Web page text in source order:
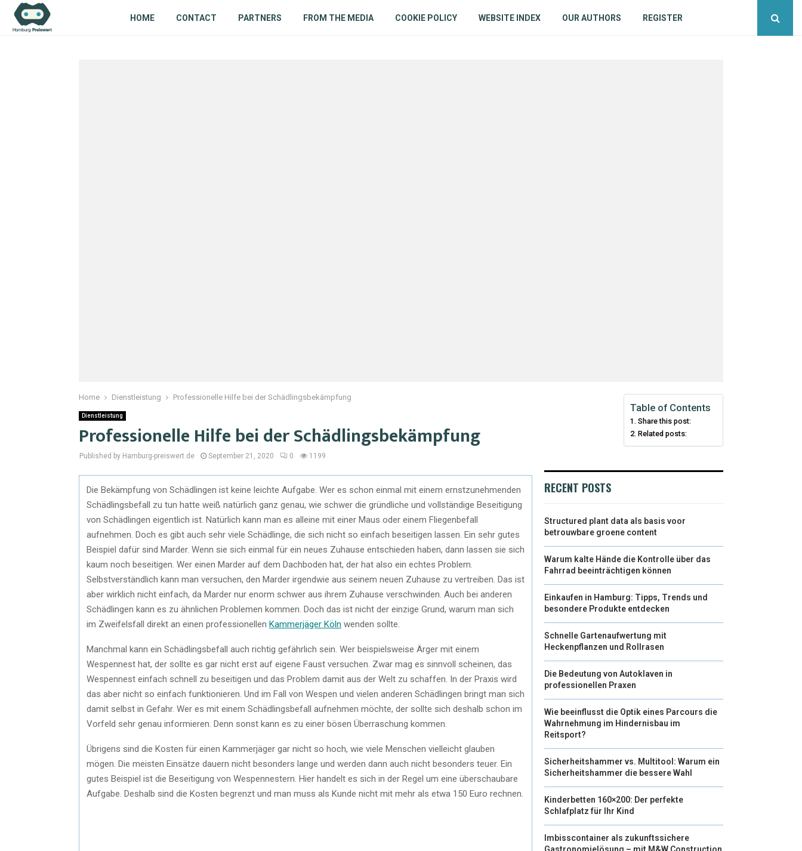
HOME CONTACT PARTNERS FROM THE MEDIA COOKIE POLICY WEBSITE INDEX OUR AUTHORS REGISTER
Home Dienstleistung Professionelle Hilfe bei der Schädlingsbekämpfung
Dienstleistung
Professionelle Hilfe bei der Schädlingsbekämpfung
Published by Hamburg-preiswert.de September 21, 2020 0 1199
Die Bekämpfung von Schädlingen ist keine leichte Aufgabe. Wer es schon einmal mit einem ernstzunehmenden
Schädlingsbefall zu tun hatte weiß natürlich ganz genau, wie schwer die gründliche und vollständige Beseitigung
von Schädlingen eigentlich ist. Natürlich kann man es alleine mit einer Maus oder einem Fliegenbefall
aufnehmen. Doch es gibt auch sehr viele Schädlinge, die sich nicht so einfach beseitigen lassen. Ein sehr gutes
Beispiel dafür sind Marder. Wenn sie sich einmal für ein neues Zuhause entschieden haben, dann lassen sie sich
kaum noch beseitigen. Wer einen Marder auf dem Dachboden hat, der hat also ein echtes Problem.
Selbstverständlich kann man versuchen, den Marder irgendwie aus seinem neuen Zuhause zu vertreiben. Das ist
aber wirklich nicht einfach, da Marder nur enorm schwer aus ihrem Zuhause verschwinden. Auch bei anderen
Schädlingen kann es zu ähnlichen Problemen kommen. Doch das ist nicht der einzige Grund, warum man sich
im Zweifelsfall direkt an einen professionellen Kammerjäger Köln wenden sollte.
Manchmal kann ein Schädlingsbefall auch richtig gefährlich sein. Wer beispielsweise Ärger mit einem
Wespennest hat, der sollte es gar nicht erst auf eigene Faust versuchen. Zwar mag es sinnvoll scheinen, das
Wespennest einfach schnell zu beseitigen und das Problem damit aus der Welt zu schaffen. In der Praxis wird
das aber nicht so einfach funktionieren. Und im Fall von Wespen und vielen anderen Schädlingen bringt man sich
damit selbst in Gefahr. Wer es mit einem Schädlingsbefall aufnehmen möchte, der sollte sich deshalb schon im
Vorfeld sehr genau informieren. Denn sonst kann es zu einer bösen Überraschung kommen.
Übrigens sind die Kosten für einen Kammerjäger gar nicht so hoch, wie viele Menschen vielleicht glauben
mögen. Die meisten Einsätze dauern nicht besonders lange und werden dann auch nicht besonders teuer. Ein
gutes Beispiel ist die Beseitigung von Wespennestern. Hier handelt es sich in der Regel um eine überschaubare
Aufgabe. Deshalb sind die Kosten begrenzt und man muss als Kunde nicht mit mehr als etwa 150 Euro rechnen.
Table of Contents
Share this post:
Related posts:
RECENT POSTS
Structured plant data als basis voor
betrouwbare groene content
Warum kalte Hände die Kontrolle über das
Fahrrad beeinträchtigen können
Einkaufen in Hamburg: Tipps, Trends und
besondere Produkte entdecken
Schnelle Gartenaufwertung mit
Heckenpflanzen und Rollrasen
Die Bedeutung von Autoklaven in
professionellen Praxen
Wie beeinflusst die Optik eines Parcours die
Wahrnehmung im Hindernisbau im
Reitsport?
Sicherheitshammer vs. Multitool: Warum ein
Sicherheitshammer die bessere Wahl
Kinderbetten 160×200: Der perfekte
Schlafplatz für Ihr Kind
Imbisscontainer als zukunftssichere